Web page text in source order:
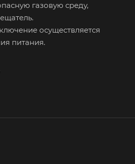
газовую среду,
осуществляется
питания.